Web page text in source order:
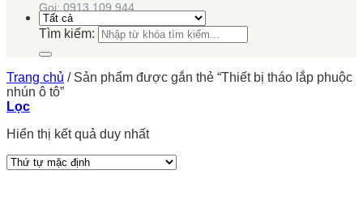
Gọi: 0913 109 944
Tìm kiếm:
Trang chủ /Sản phẩm được gắn thẻ “Thiết bị tháo lắp phuộc
nhún ô tô”
Lọc
Hiển thị kết quả duy nhất